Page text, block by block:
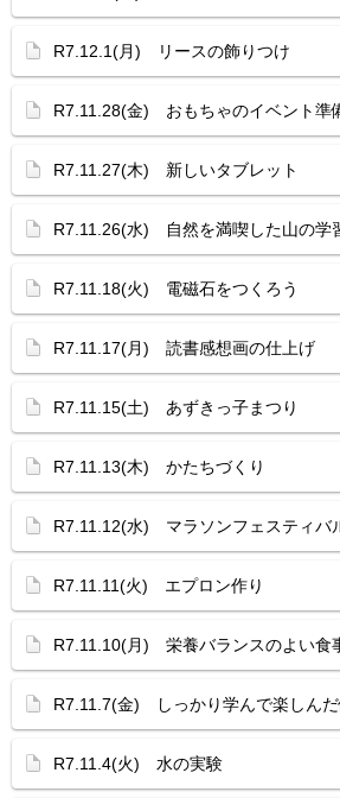
R7.12.1(月) リースの飾りつけ
R7.11.28(金) おもちゃのイベント準
R7.11.27(木) 新しいタブレット
R7.11.26(水) 自然を満喫した山の学
R7.11.18(火) 電磁石をつくろう
R7.11.17(月) 読書感想画の仕上げ
R7.11.15(土) あずきっ子まつり
R7.11.13(木) かたちづくり
R7.11.12(水) マラソンフェスティバ
R7.11.11(火) エプロン作り
R7.11.10(月) 栄養バランスのよい食
R7.11.7(金) しっかり学んで楽しん
R7.11.4(火) 水の実験